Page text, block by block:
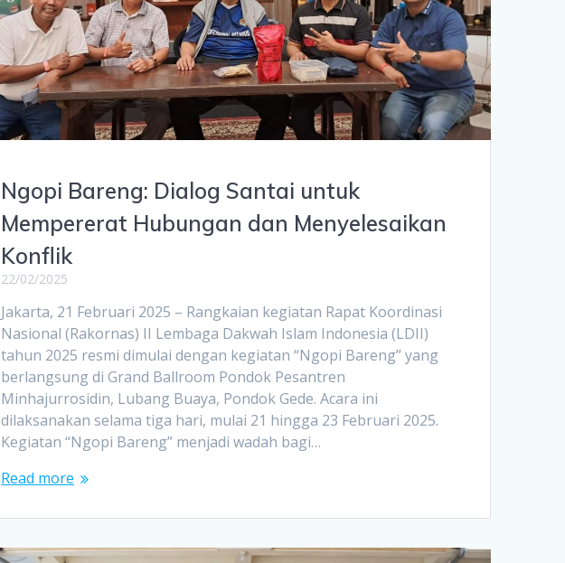
Ngopi Bareng: Dialog Santai untuk
Mempererat Hubungan dan Menyelesaikan
Konflik
22/02/2025
Jakarta, 21 Februari 2025 – Rangkaian kegiatan Rapat Koordinasi
Nasional (Rakornas) II Lembaga Dakwah Islam Indonesia (LDII)
tahun 2025 resmi dimulai dengan kegiatan “Ngopi Bareng” yang
berlangsung di Grand Ballroom Pondok Pesantren
Minhajurrosidin, Lubang Buaya, Pondok Gede. Acara ini
dilaksanakan selama tiga hari, mulai 21 hingga 23 Februari 2025.
Kegiatan “Ngopi Bareng” menjadi wadah bagi…
Read more